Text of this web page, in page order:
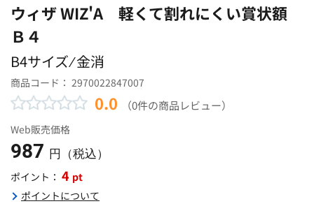
ウィザ WIZ'A 軽くて割れにくい賞状額
Ｂ４
B4サイズ ⁄ 金消
商品コード： 2970022847007
0.0 （0件の商品レビュー）
Web販売価格
987 円（税込）
ポイント： 4 pt
ポイントについて